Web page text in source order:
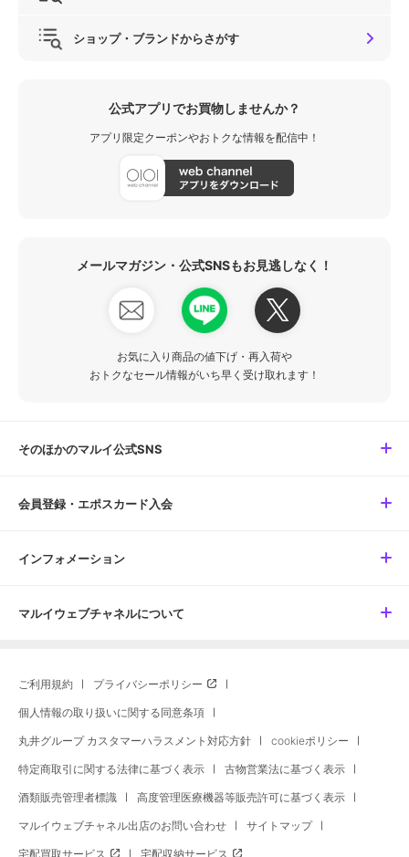
ショップ・ブランドからさがす
公式アプリでお買物しませんか？
アプリ限定クーポンやおトクな情報を配信中！
メールマガジン・公式SNSもお見逃しなく！
お気に入り商品の値下げ・再入荷や
おトクなセール情報がいち早く受け取れます！
そのほかのマルイ公式SNS
会員登録・エポスカード入会
インフォメーション
マルイウェブチャネルについて
ご利用規約 プライバシーポリシー
個人情報の取り扱いに関する同意条項
丸井グループ カスタマーハラスメント対応方針 cookieポリシー
特定商取引に関する法律に基づく表示 古物営業法に基づく表示
酒類販売管理者標識 高度管理医療機器等販売許可に基づく表示
マルイウェブチャネル出店のお問い合わせ サイトマップ
宅配買取サービス 宅配収納サービス